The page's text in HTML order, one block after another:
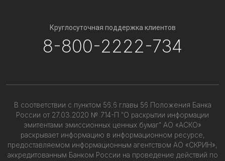
Круглосуточная поддержка клиентов
8-800-2222-734
В соответствии с пунктом 56.6 главы 56 Положения Банка
России от 27.03.2020 № 714-П "О раскрытии информации
эмитентами эмиссионных ценных бумаг" АО «АСКО»
раскрывает информацию в информационном ресурсе,
предоставляемом информационным агентством АО «СКРИН»,
аккредитованным Банком России на проведение действий по